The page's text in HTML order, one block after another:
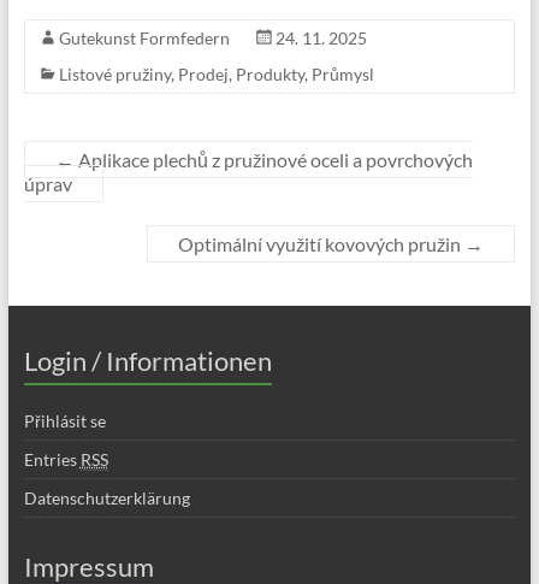
Gutekunst Formfedern
24. 11. 2025
Listové pružiny, Prodej, Produkty, Průmysl
← Aplikace plechů z pružinové oceli a povrchových
úprav
Optimální využití kovových pružin →
Login / Informationen
Přihlásit se
Entries RSS
Datenschutzerklärung
Impressum